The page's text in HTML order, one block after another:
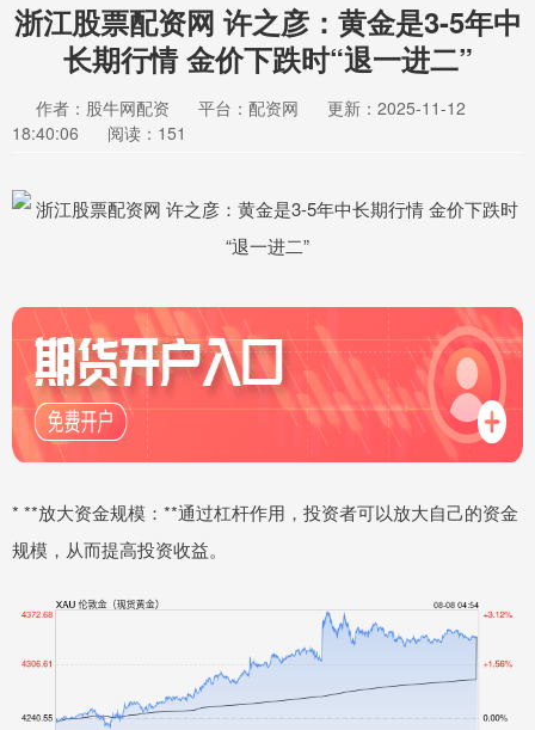
浙江股票配资网 许之彦：黄金是3-5年中
长期行情 金价下跌时“退一进二”
作者：股牛网配资 平台：配资网
更新：2025-11-12
18:40:06
阅读：151
* **放大资金规模：**通过杠杆作用，投资者可以放大自己的资金
规模，从而提高投资收益。